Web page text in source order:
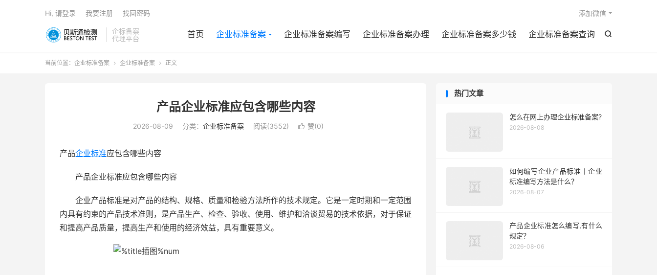
企标备案
代理平台

首页 企业标准备案 企业标准备案编写 企业标准备案办理 企业标准备案多少钱 企业标准备案查询
添加微信
Hi, 请登录 我要注册 找回密码
当前位置： 企业标准备案  企业标准备案  正文
产品企业标准应包含哪些内容
2026-08-09 分类： 企业标准备案 阅读(3552)  赞(0)
产品企业标准应包含哪些内容
产品企业标准应包含哪些内容
企业产品标准是对产品的结构、规格、质量和检验方法所作的技术规定。它是一定时期和一定范围
内具有约束的产品技术准则，是产品生产、检查、验收、使用、维护和洽谈贸易的技术依据，对于保证
和提高产品质量，提高生产和使用的经济效益，具有重要意义。
热门文章
怎么在网上办理企业标准备案?
2026-08-08
如何编写企业产品标准丨企业
标准编写方法是什么？
2026-08-07
产品企业标准怎么编写,有什么
规定？
2026-08-06